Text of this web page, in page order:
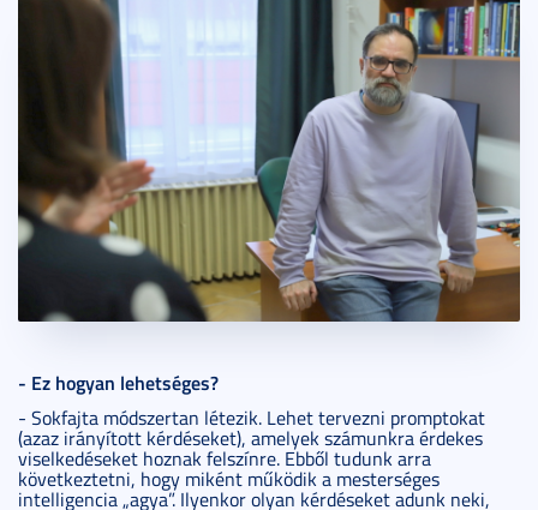
- Ez hogyan lehetséges?
- Sokfajta módszertan létezik. Lehet tervezni promptokat
(azaz irányított kérdéseket), amelyek számunkra érdekes
viselkedéseket hoznak felszínre. Ebből tudunk arra
következtetni, hogy miként működik a mesterséges
intelligencia „agya”. Ilyenkor olyan kérdéseket adunk neki,